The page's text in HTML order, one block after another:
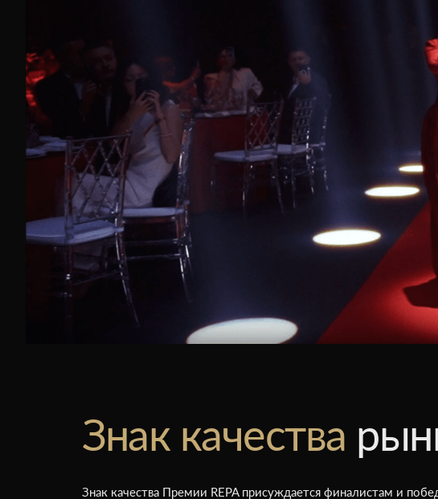
Знак качества
Знак качества Премии REPA присуждается финалистам и